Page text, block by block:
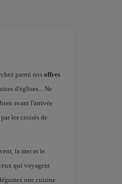
parmi nos offres
d'églises... Ne
avant l'arrivée
les croisés de
la mer et le
qui voyagent
une cuisine